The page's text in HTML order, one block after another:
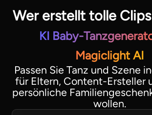
Wer erstellt tolle
KI Baby-
Magiclight AI
Passen Sie Tanz und Szene
für Eltern, Content-Ersteller
persönliche
wollen.